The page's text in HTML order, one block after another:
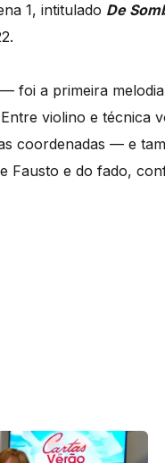
1, intitulado De
foi a primeira
violino e técnica
coordenadas — e
Fausto e do fado,